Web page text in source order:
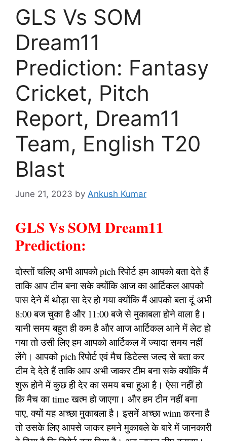
GLS Vs SOM
Dream11
Prediction: Fantasy
Cricket, Pitch
Report, Dream11
Team, English T20
Blast
June 21, 2023 by Ankush Kumar
GLS Vs SOM Dream11
Prediction:
दोस्तों चलिए अभी आपको pich रिपोर्ट हम आपको बता देते हैं
ताकि आप टीम बना सके क्योंकि आज का आर्टिकल आपको
पास देने में थोड़ा सा देर हो गया क्योंकि मैं आपको बता दूं अभी
8:00 बज चुका है और 11:00 बजे से मुकाबला होने वाला है।
यानी समय बहुत ही कम है और आज आर्टिकल आने में लेट हो
गया तो उसी लिए हम आपको आर्टिकल में ज्यादा समय नहीं
लेंगे। आपको pich रिपोर्ट एवं मैच डिटेल्स जल्द से बता कर
टीम दे देते हैं ताकि आप अभी जाकर टीम बना सके क्योंकि मैं
शुरू होने में कुछ ही देर का समय बचा हुआ है। ऐसा नहीं हो
कि मैच का time खत्म हो जाएगा। और हम टीम नहीं बना
पाए, क्यों यह अच्छा मुकाबला है। इसमें अच्छा winn करना है
तो उसके लिए आपसे जाकर हमने मुकाबले के बारे में जानकारी